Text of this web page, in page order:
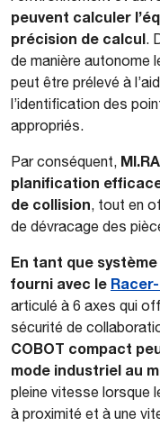
peuvent calculer
précision de calcul.
de manière autonome
peut être prélevé à
l’identification des
appropriés.
Par conséquent,
planification
de collision, tout en
de dévracage des
En tant que
fourni avec le
articulé à 6 axes qui
sécurité de
COBOT compact
mode industriel au
pleine vitesse lorsque
à proximité et à une